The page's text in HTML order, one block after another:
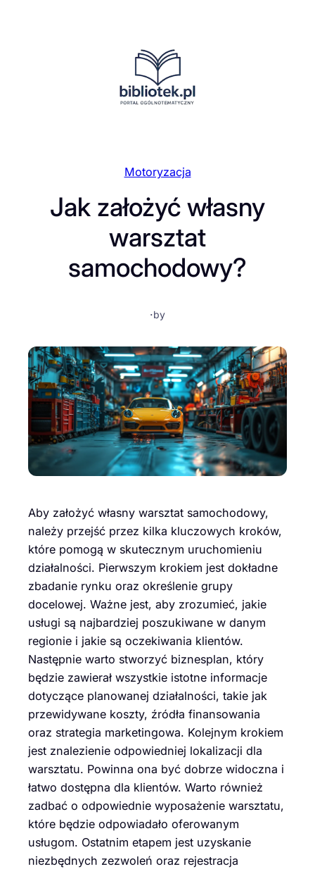
Motoryzacja
Jak założyć własny
warsztat
samochodowy?
·by
Aby założyć własny warsztat samochodowy,
należy przejść przez kilka kluczowych kroków,
które pomogą w skutecznym uruchomieniu
działalności. Pierwszym krokiem jest dokładne
zbadanie rynku oraz określenie grupy
docelowej. Ważne jest, aby zrozumieć, jakie
usługi są najbardziej poszukiwane w danym
regionie i jakie są oczekiwania klientów.
Następnie warto stworzyć biznesplan, który
będzie zawierał wszystkie istotne informacje
dotyczące planowanej działalności, takie jak
przewidywane koszty, źródła finansowania
oraz strategia marketingowa. Kolejnym krokiem
jest znalezienie odpowiedniej lokalizacji dla
warsztatu. Powinna ona być dobrze widoczna i
łatwo dostępna dla klientów. Warto również
zadbać o odpowiednie wyposażenie warsztatu,
które będzie odpowiadało oferowanym
usługom. Ostatnim etapem jest uzyskanie
niezbędnych zezwoleń oraz rejestracja